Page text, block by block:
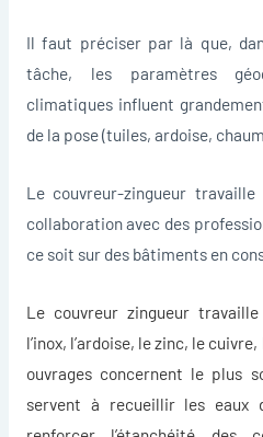
Il faut préciser par là que,
tâche, les paramètres
climatiques influent
de la pose (tuiles, ardoise,
Le couvreur-zingueur
collaboration avec des
ce soit sur des bâtiments en
Le couvreur zingueur
l’inox, l’ardoise, le zinc, le
ouvrages concernent le plus
servent à recueillir les eaux